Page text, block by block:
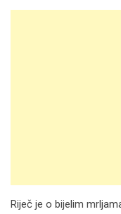
Riječ je o bijelim